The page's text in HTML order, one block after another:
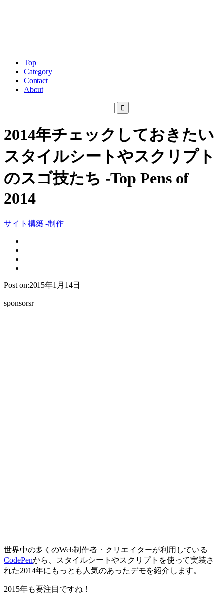
Top
Category
Contact
About
2014年チェックしておきたい
スタイルシートやスクリプト
のスゴ技たち -Top Pens of
2014
サイト構築 -制作
Post on:2015年1月14日
sponsorsr
世界中の多くのWeb制作者・クリエイターが利用している
CodePenから、スタイルシートやスクリプトを使って実装さ
れた2014年にもっとも人気のあったデモを紹介します。
2015年も要注目ですね！